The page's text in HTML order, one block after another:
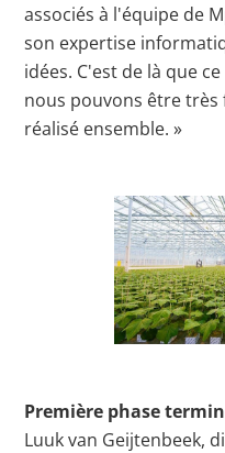
associés à l'équipe de
son expertise
idées. C'est de là que
nous pouvons être très
réalisé ensemble. »
Première phase
Luuk van Geijtenbeek,